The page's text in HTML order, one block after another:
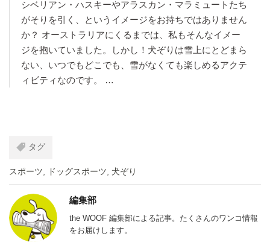
シベリアン・ハスキーやアラスカン・マラミュートたち
がそりを引く、というイメージをお持ちではありません
か？ オーストラリアにくるまでは、私もそんなイメー
ジを抱いていました。しかし！犬ぞりは雪上にとどまら
ない、いつでもどこでも、雪がなくても楽しめるアクテ
ィビティなのです。 …
タグ
スポーツ ドッグスポーツ 犬ぞり
編集部
the WOOF 編集部による記事。たくさんのワンコ情報
をお届けします。